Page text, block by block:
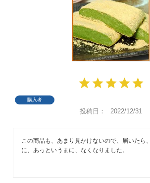
購入者
投稿日 2022/12/31
この商品も、あまり見かけないので、届いたら
に、あっというまに、なくなりました。